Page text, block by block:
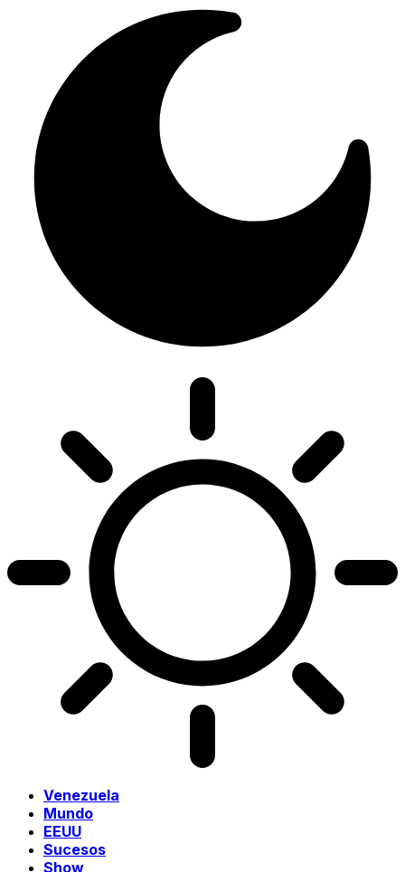
Venezuela
Mundo
EEUU
Sucesos
Show